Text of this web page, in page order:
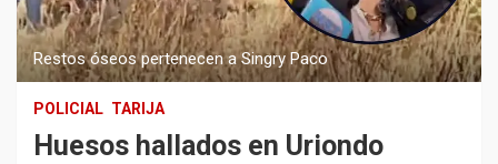
Restos óseos pertenecen a Singry Paco
POLICIAL TARIJA
Huesos hallados en Uriondo